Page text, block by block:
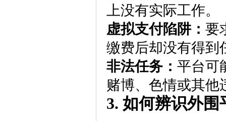
上没有实际工作。
虚拟支付陷阱： 要
缴费后却没有得到
非法任务： 平台可
赌博、色情或其他
3. 如何辨识外